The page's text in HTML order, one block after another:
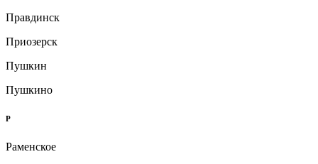
Правдинск
Приозерск
Пушкин
Пушкино
Р
Раменское